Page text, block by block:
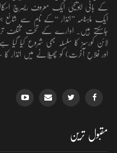
کے بانی ابویحییٰ ایک معروف ریسرچ
ایک ماہنامہ ’’انذار ‘‘کے نام سے
جاسکتے ہیں۔ ادارے کے تحت مختلف
لائن کورسز کا سلسلہ بھی شروع کیا گیا
اور فلاحِ آخرت) کو پھیلانے میں انذار کا
مقبول ترین